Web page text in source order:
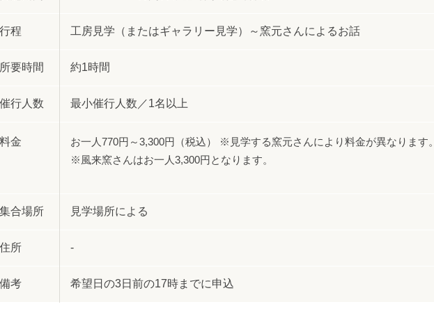
行程 工房見学（またはギャラリー見学）～窯元さんによるお話
所要時間 約1時間
催行人数 最小催行人数／1名以上
料金
お一人770円～3,300円（税込） ※見学する窯元さんにより料金が異なります。
※風来窯さんはお一人3,300円となります。
集合場所 見学場所による
住所 -
備考 希望日の3日前の17時までに申込